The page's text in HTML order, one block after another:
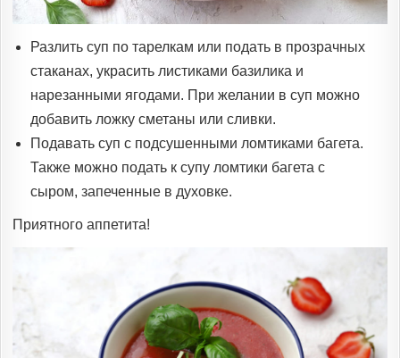
Разлить суп по тарелкам или подать в прозрачных
стаканах, украсить листиками базилика и
нарезанными ягодами. При желании в суп можно
добавить ложку сметаны или сливки.
Подавать суп с подсушенными ломтиками багета.
Также можно подать к супу ломтики багета с
сыром, запеченные в духовке.
Приятного аппетита!